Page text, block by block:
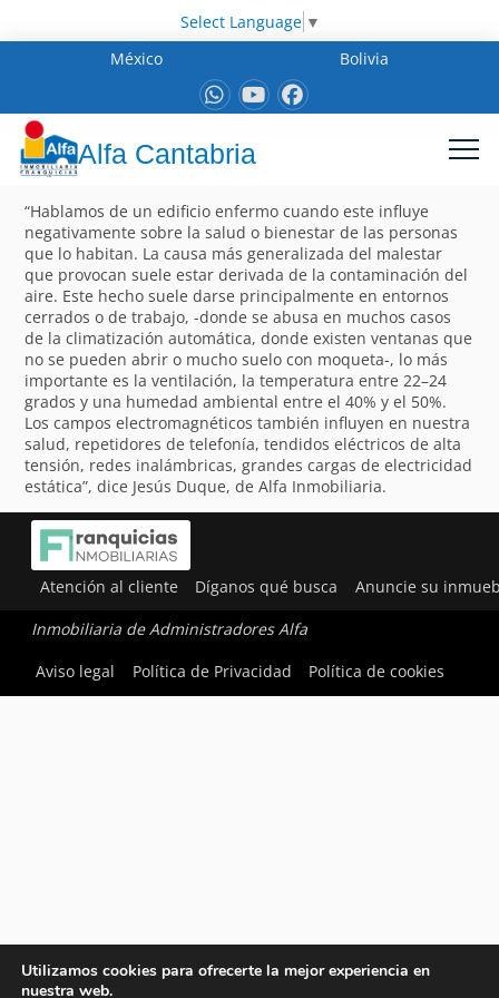
Select Language ▼
México
Bolivia
Alfa Cantabria
“Hablamos de un edificio enfermo cuando este influye
negativamente sobre la salud o bienestar de las personas
que lo habitan. La causa más generalizada del malestar
que provocan suele estar derivada de la contaminación del
aire. Este hecho suele darse principalmente en entornos
cerrados o de trabajo, -donde se abusa en muchos casos
de la climatización automática, donde existen ventanas que
no se pueden abrir o mucho suelo con moqueta-, lo más
importante es la ventilación, la temperatura entre 22–24
grados y una humedad ambiental entre el 40% y el 50%.
Los campos electromagnéticos también influyen en nuestra
salud, repetidores de telefonía, tendidos eléctricos de alta
tensión, redes inalámbricas, grandes cargas de electricidad
estática”, dice Jesús Duque, de Alfa Inmobiliaria.
Atención al cliente Díganos qué busca Anuncie su
Inmobiliaria de Administradores Alfa
Aviso legal
Política de Privacidad Política de cookies
Utilizamos cookies para ofrecerte la mejor experiencia en
nuestra web.